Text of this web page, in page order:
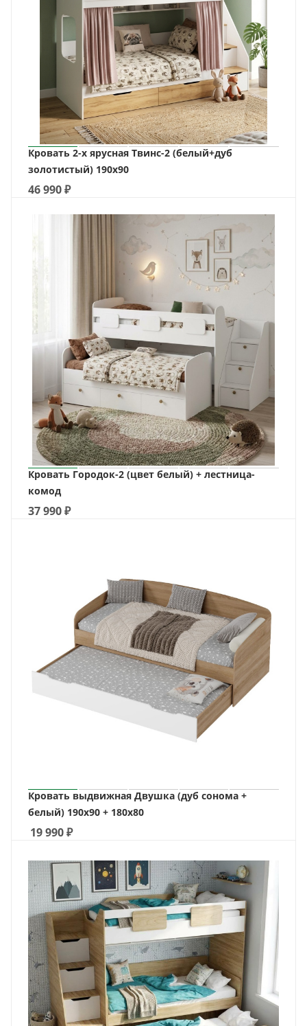
Кровать 2-х ярусная Твинс-2 (белый+дуб
золотистый) 190х90
46 990₽
Кровать Городок-2 (цвет белый) + лестница-
комод
37 990₽
Кровать выдвижная Двушка (дуб сонома +
белый) 190х90 + 180х80
19 990₽